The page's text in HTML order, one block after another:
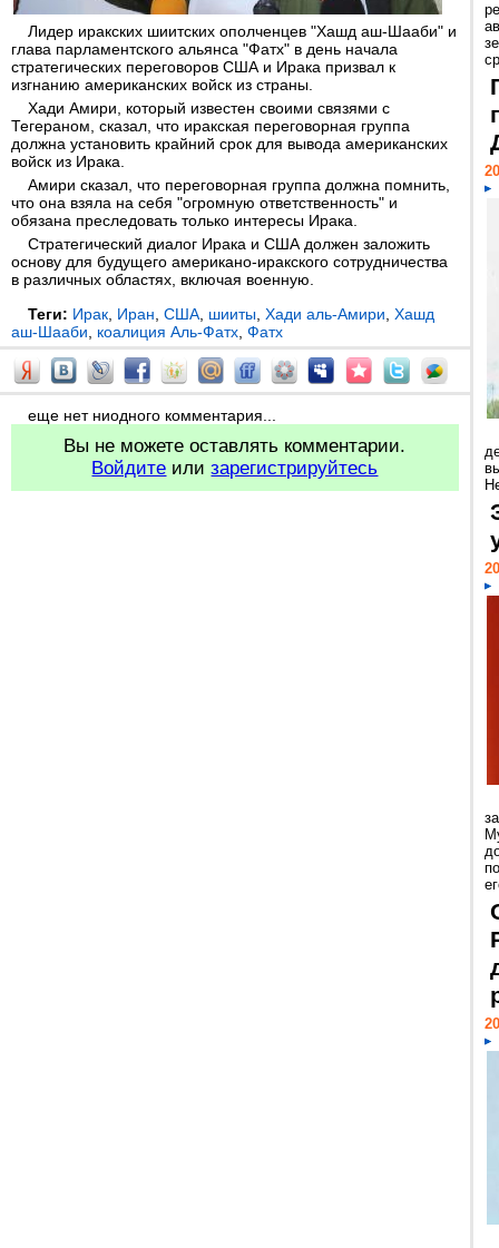
Лидер иракских шиитских ополченцев "Хашд аш-Шааби" и
глава парламентского альянса "Фатх" в день начала
стратегических переговоров США и Ирака призвал к
изгнанию американских войск из страны.
Хади Амири, который известен своими связями с
Тегераном, сказал, что иракская переговорная группа
должна установить крайний срок для вывода американских
войск из Ирака.
Амири сказал, что переговорная группа должна помнить,
что она взяла на себя "огромную ответственность" и
обязана преследовать только интересы Ирака.
Стратегический диалог Ирака и США должен заложить
основу для будущего американо-иракского сотрудничества
в различных областях, включая военную.
Теги: Ирак Иран США шииты Хади аль-Амири Хашд
аш-Шааби
коалиция Аль-Фатх Фатх
еще нет ниодного комментария...
Вы не можете оставлять комментарии.
Войдите илизарегистрируйтесь